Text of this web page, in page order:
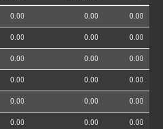
0.00 0.00 0.00
0.00 0.00 0.00
0.00 0.00 0.00
0.00 0.00 0.00
0.00 0.00 0.00
0.00 0.00 0.00